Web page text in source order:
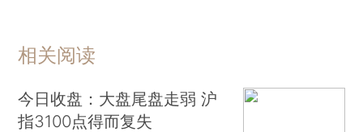
相关阅读
今日收盘：大盘尾盘走弱 沪
指3100点得而复失